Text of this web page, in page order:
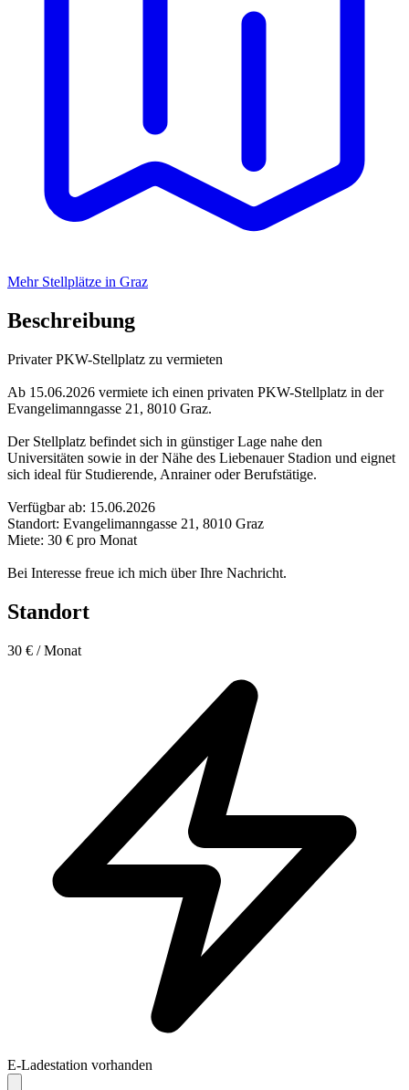
Mehr Stellplätze in Graz
Beschreibung
Privater PKW-Stellplatz zu vermieten
Ab 15.06.2026 vermiete ich einen privaten PKW-Stellplatz in der
Evangelimanngasse 21, 8010 Graz.
Der Stellplatz befindet sich in günstiger Lage nahe den
Universitäten sowie in der Nähe des Liebenauer Stadion und eignet
sich ideal für Studierende, Anrainer oder Berufstätige.
Verfügbar ab: 15.06.2026
Standort: Evangelimanngasse 21, 8010 Graz
Miete: 30 € pro Monat
Bei Interesse freue ich mich über Ihre Nachricht.
Standort
30 € / Monat
E-Ladestation vorhanden